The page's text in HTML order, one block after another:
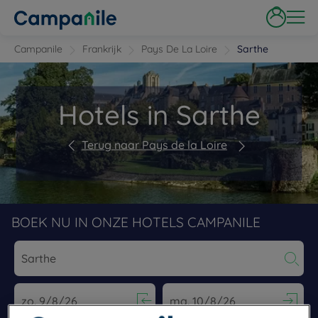
Campanile Frankrijk Pays De La Loire Sarthe
Hotels in Sarthe
Terug naar Pays de la Loire
BOEK NU IN ONZE HOTELS CAMPANILE